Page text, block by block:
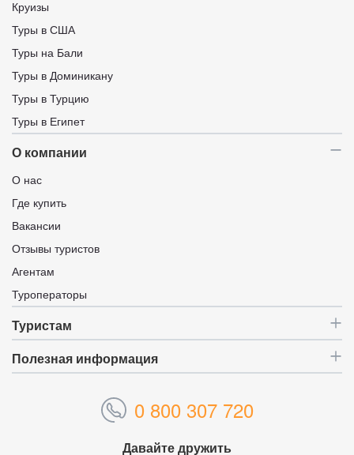
Круизы
Туры в США
Туры на Бали
Туры в Доминикану
Туры в Турцию
Туры в Египет
О компании
О нас
Где купить
Вакансии
Отзывы туристов
Агентам
Туроператоры
Туристам
Полезная информация
0 800 307 720
Давайте дружить